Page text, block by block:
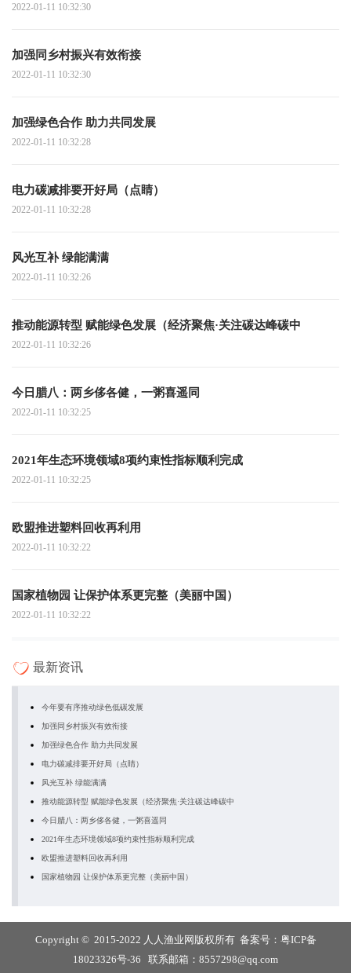
2022-01-11 10:32:30
加强同乡村振兴有效衔接
2022-01-11 10:32:30
加强绿色合作 助力共同发展
2022-01-11 10:32:28
电力碳减排要开好局（点睛）
2022-01-11 10:32:28
风光互补 绿能满满
2022-01-11 10:32:26
推动能源转型 赋能绿色发展（经济聚焦·关注碳达峰碳中
2022-01-11 10:32:26
今日腊八：两乡侈各健，一粥喜遥同
2022-01-11 10:32:25
2021年生态环境领域8项约束性指标顺利完成
2022-01-11 10:32:25
欧盟推进塑料回收再利用
2022-01-11 10:32:22
国家植物园 让保护体系更完整（美丽中国）
2022-01-11 10:32:22
最新资讯
今年要有序推动绿色低碳发展
加强同乡村振兴有效衔接
加强绿色合作 助力共同发展
电力碳减排要开好局（点睛）
风光互补 绿能满满
推动能源转型 赋能绿色发展（经济聚焦·关注碳达峰碳中
今日腊八：两乡侈各健，一粥喜遥同
2021年生态环境领域8项约束性指标顺利完成
欧盟推进塑料回收再利用
国家植物园 让保护体系更完整（美丽中国）
Copyright © 2015-2022 人人渔业网版权所有 备案号： 粤ICP备
18023326号-36 联系邮箱：8557298@qq.com